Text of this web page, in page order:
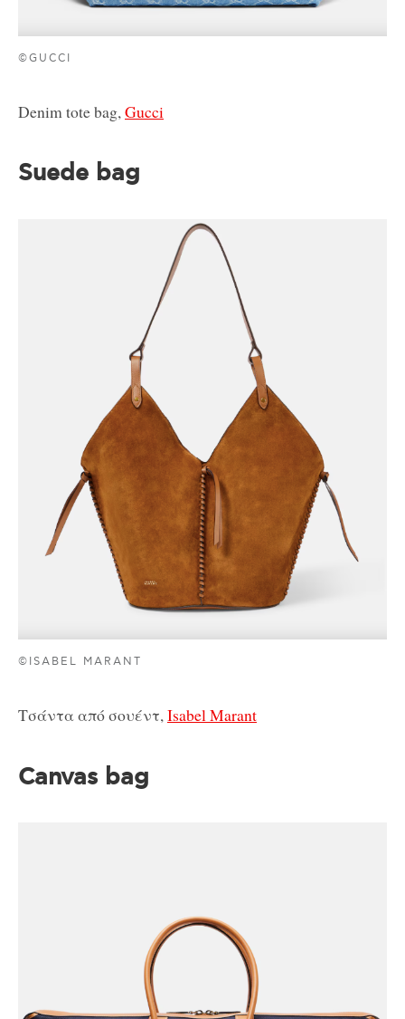
©GUCCI
Denim tote bag,Gucci
Suede bag
©ISABEL MARANT
Τσάντα από σουέντ,Isabel Marant
Canvas bag